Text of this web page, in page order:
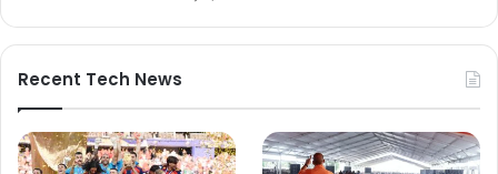
Recent Tech News